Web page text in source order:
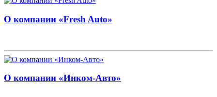
О компании «Fresh Auto»
О компании «Инком-Авто»